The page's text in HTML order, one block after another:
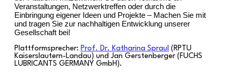
Veranstaltungen, Netzwerktreffen oder durch die
Einbringung eigener Ideen und Projekte – Machen Sie mit
und tragen Sie zur nachhaltigen Entwicklung unserer
Gesellschaft bei!
Plattformsprecher: Prof. Dr. Katharina Spraul (RPTU
Kaiserslautern-Landau) und Jan Gerstenberger (FUCHS
LUBRICANTS GERMANY GmbH).